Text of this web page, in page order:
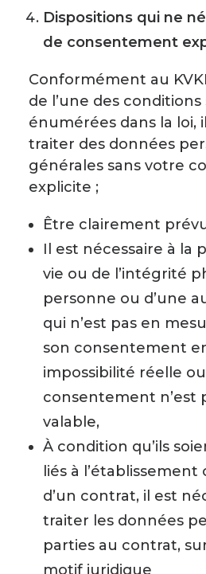
Dispositions qui ne
de consentement
Conformément au
de l’une des
énumérées dans la loi,
traiter des données
générales sans votre
explicite ;
Être clairement
Il est nécessaire à la
vie ou de l’intégrité
personne ou d’une
qui n’est pas en
son consentement
impossibilité réelle
consentement n’est
valable,
À condition qu’ils
liés à l’établissement
d’un contrat, il est
traiter les données
parties au contrat,
motif juridique